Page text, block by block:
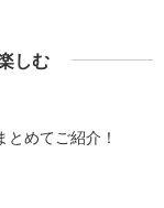
しむ
めてご紹介！